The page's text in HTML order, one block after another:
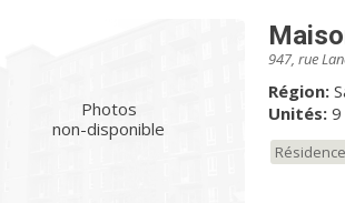
Photos
non-disponible
947, rue
Région:
Unités:9